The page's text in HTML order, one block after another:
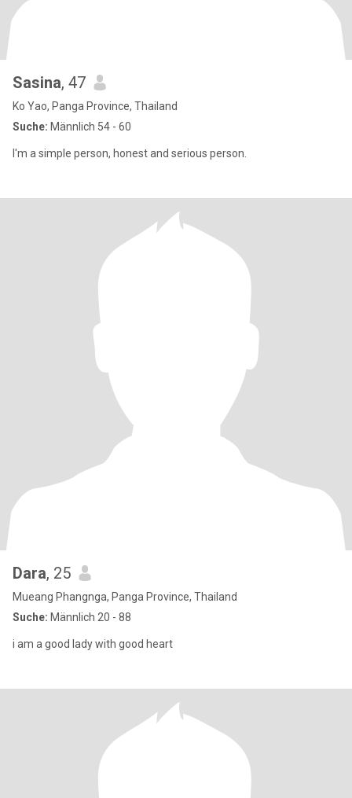
Sasina, 47
Ko Yao, Panga Province, Thailand
Suche: Männlich 54 - 60
I'm a simple person, honest and serious person.
Dara, 25
Mueang Phangnga, Panga Province, Thailand
Suche: Männlich 20 - 88
i am a good lady with good heart